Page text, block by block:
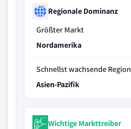
Regionale Dominanz
Größter Markt
Nordamerika
Schnellst wachsende Region
Asien-Pazifik
Wichtige Markttreiber